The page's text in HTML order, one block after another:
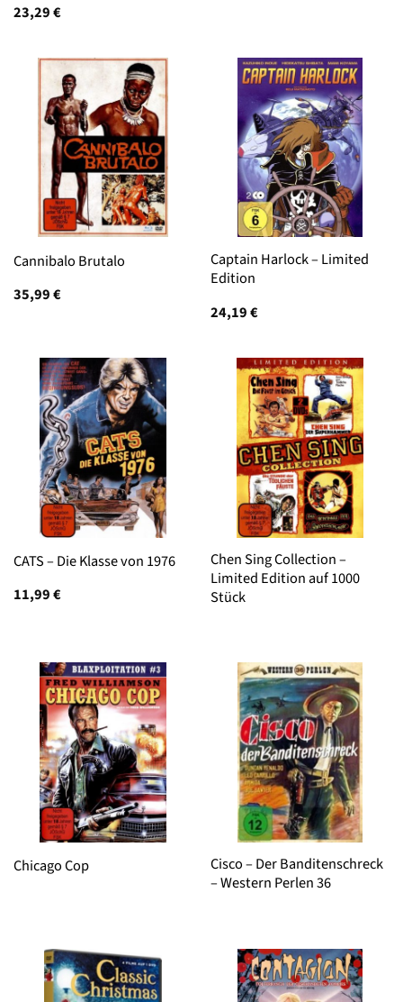
23,29€
Cannibalo Brutalo
35,99€
Captain Harlock – Limited
Edition
24,19€
CATS – Die Klasse von 1976
11,99€
Chen Sing Collection –
Limited Edition auf 1000
Stück
Chicago Cop
Cisco – Der Banditenschreck
– Western Perlen 36